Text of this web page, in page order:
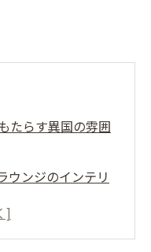
たらす異国の雰囲
ウンジのインテリ
で体験する異文化